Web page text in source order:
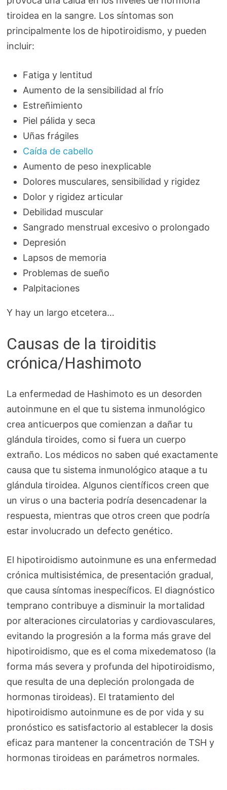
tiroidea en la sangre. Los síntomas son
principalmente los de hipotiroidismo, y pueden
incluir:
Fatiga y lentitud
Aumento de la sensibilidad al frío
Estreñimiento
Piel pálida y seca
Uñas frágiles
Caída de cabello
Aumento de peso inexplicable
Dolores musculares, sensibilidad y rigidez
Dolor y rigidez articular
Debilidad muscular
Sangrado menstrual excesivo o prolongado
Depresión
Lapsos de memoria
Problemas de sueño
Palpitaciones
Y hay un largo etcetera…
Causas de la tiroiditis
crónica/Hashimoto
La enfermedad de Hashimoto es un desorden
autoinmune en el que tu sistema inmunológico
crea anticuerpos que comienzan a dañar tu
glándula tiroides, como si fuera un cuerpo
extraño. Los médicos no saben qué exactamente
causa que tu sistema inmunológico ataque a tu
glándula tiroidea. Algunos científicos creen que
un virus o una bacteria podría desencadenar la
respuesta, mientras que otros creen que podría
estar involucrado un defecto genético.
El hipotiroidismo autoinmune es una enfermedad
crónica multisistémica, de presentación gradual,
que causa síntomas inespecíficos. El diagnóstico
temprano contribuye a disminuir la mortalidad
por alteraciones circulatorias y cardiovasculares,
evitando la progresión a la forma más grave del
hipotiroidismo, que es el coma mixedematoso (la
forma más severa y profunda del hipotiroidismo,
que resulta de una depleción prolongada de
hormonas tiroideas). El tratamiento del
hipotiroidismo autoinmune es de por vida y su
pronóstico es satisfactorio al establecer la dosis
eficaz para mantener la concentración de TSH y
hormonas tiroideas en parámetros normales.